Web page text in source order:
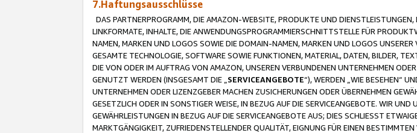
7.Haftungsausschlüsse
DAS PARTNERPROGRAMM, DIE AMAZON-WEBSITE, PRODUKTE UND
LINKFORMATE, INHALTE, DIE ANWENDUNGSPROGRAMMIERSCHNITTSTELLE FÜR
NAMEN, MARKEN UND LOGOS SOWIE DIE DOMAIN-NAMEN, MARKEN UND LOGOS
GESAMTE TECHNOLOGIE, SOFTWARE SOWIE FUNKTIONEN, MATERIAL, DATEN, BILDER,
DIE VON ODER IM AUFTRAG VON AMAZON, UNSEREN VERBUNDENEN UNTERNEHMEN
GENUTZT WERDEN (INSGESAMT DIE „ SERVICEANGEBOTE“), WERDEN „WIE BESEHEN“
UNTERNEHMEN ODER LIZENZGEBER MACHEN ZUSICHERUNGEN ODER ÜBERNEHMEN
GESETZLICH ODER IN SONSTIGER WEISE, IN BEZUG AUF DIE SERVICEANGEBOTE. WIR
GEWÄHRLEISTUNGEN IN BEZUG AUF DIE SERVICEANGEBOTE AUS; DIES SCHLIESST
MARKTGÄNGIGKEIT, ZUFRIEDENSTELLENDER QUALITÄT, EIGNUNG FÜR EINEN